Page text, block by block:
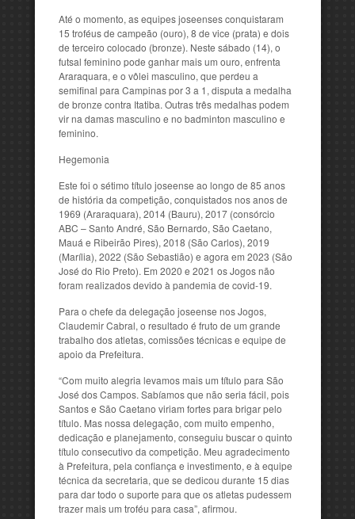
Até o momento, as equipes joseenses conquistaram
15 troféus de campeão (ouro), 8 de vice (prata) e dois
de terceiro colocado (bronze). Neste sábado (14), o
futsal feminino pode ganhar mais um ouro, enfrenta
Araraquara, e o vôlei masculino, que perdeu a
semifinal para Campinas por 3 a 1, disputa a medalha
de bronze contra Itatiba. Outras três medalhas podem
vir na damas masculino e no badminton masculino e
feminino.
Hegemonia
Este foi o sétimo título joseense ao longo de 85 anos
de história da competição, conquistados nos anos de
1969 (Araraquara), 2014 (Bauru), 2017 (consórcio
ABC – Santo André, São Bernardo, São Caetano,
Mauá e Ribeirão Pires), 2018 (São Carlos), 2019
(Marília), 2022 (São Sebastião) e agora em 2023 (São
José do Rio Preto). Em 2020 e 2021 os Jogos não
foram realizados devido à pandemia de covid-19.
Para o chefe da delegação joseense nos Jogos,
Claudemir Cabral, o resultado é fruto de um grande
trabalho dos atletas, comissões técnicas e equipe de
apoio da Prefeitura.
“Com muito alegria levamos mais um título para São
José dos Campos. Sabíamos que não seria fácil, pois
Santos e São Caetano viriam fortes para brigar pelo
título. Mas nossa delegação, com muito empenho,
dedicação e planejamento, conseguiu buscar o quinto
título consecutivo da competição. Meu agradecimento
à Prefeitura, pela confiança e investimento, e à equipe
técnica da secretaria, que se dedicou durante 15 dias
para dar todo o suporte para que os atletas pudessem
trazer mais um troféu para casa”, afirmou.